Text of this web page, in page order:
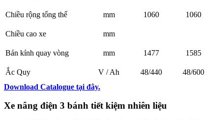
Chiều rộng tổng thể mm 1060 1060
Chiều cao xe mm
Bán kính quay vòng mm 1477 1585
Ắc Quy V / Ah 48/440
48/600
Download Catalogue tại đây.
Xe nâng điện 3 bánh tiết kiệm nhiên liệu